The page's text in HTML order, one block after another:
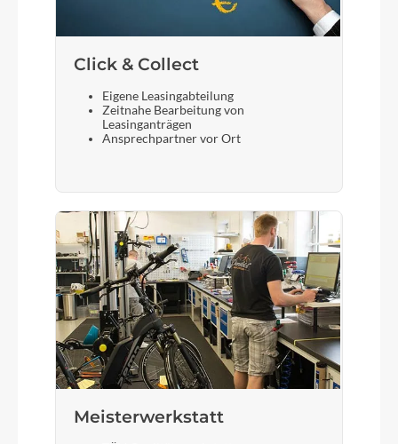
Click & Collect
Eigene Leasingabteilung
Zeitnahe Bearbeitung von
Leasinganträgen
Ansprechpartner vor Ort
Meisterwerkstatt